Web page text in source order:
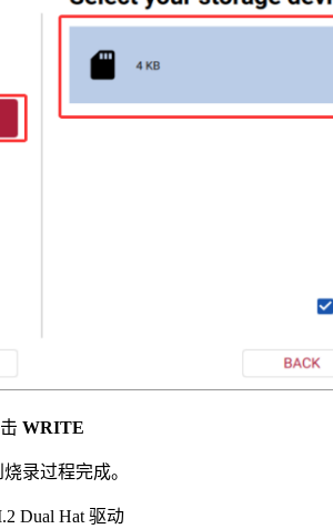
WRITE
录过程完成。
Dual Hat 驱动